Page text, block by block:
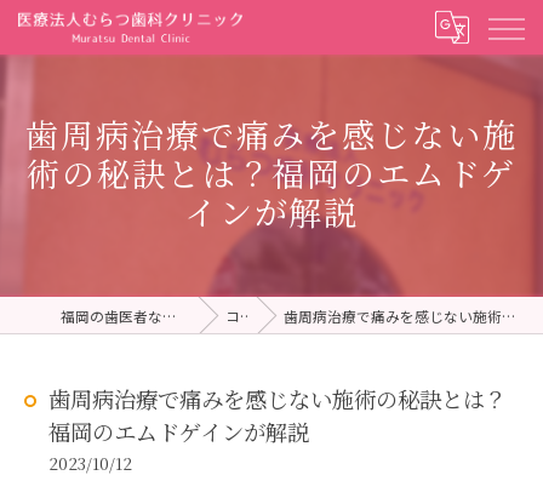
歯周病治療で痛みを感じない施
術の秘訣とは？福岡のエムドゲ
インが解説
福岡の歯医者ならむらつ歯科クリニック コラム 歯周病治療で痛みを感じない施術の秘訣とは？福岡のエムドゲインが解説
歯周病治療で痛みを感じない施術の秘訣とは？
福岡のエムドゲインが解説
2023/10/12